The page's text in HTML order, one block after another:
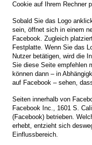
Cookie auf Ihrem Rechner
Sobald Sie das Logo
sein, öffnet sich in einem
Facebook. Zugleich
Festplatte. Wenn Sie das
Nutzer betätigen, wird die
Sie diese Seite empfehlen
können dann – in
auf Facebook – sehen,
Seiten innerhalb von
Facebook Inc., 1601 S.
(Facebook) betrieben.
erhebt, entzieht sich
Einflussbereich.